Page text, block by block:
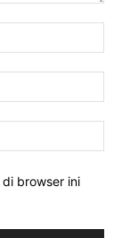
browser ini